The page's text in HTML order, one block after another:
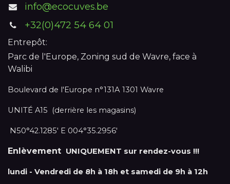
info@ecocuves.be
+32(0)472 54 64 01
Entrepôt:
Parc de l'Europe, Zoning sud de Wavre, face à
Walibi
Boulevard de l'Europe n°131A 1301 Wavre
UNITÉ A15 (derrière les magasins)
N50°42.1285' E 004°35.2956'
Enlèvement UNIQUEMENT sur rendez-vous !!!
lundi - Vendredi de 8h à 18h et samedi de 9h à 12h